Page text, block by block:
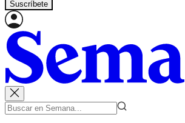
Suscríbete